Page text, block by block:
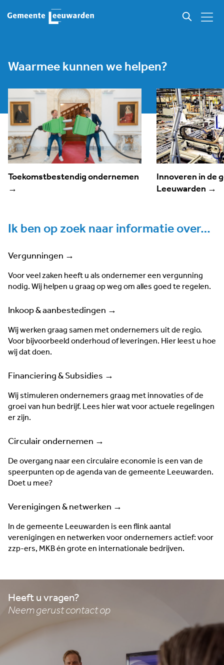
Waarmee kunnen we helpen?
Toekomstbestendig ondernemen
→
Innoveren in de
Leeuwarden →
Ik ben op zoek naar informatie over…
Vergunningen →
Voor veel zaken heeft u als ondernemer een vergunning
nodig. Wij helpen u graag op weg om alles goed te regelen.
Inkoop & aanbestedingen →
Wij werken graag samen met ondernemers uit de regio.
Voor bijvoorbeeld onderhoud of leveringen. Hier leest u hoe
wij dat doen.
Financiering & Subsidies →
Wij stimuleren ondernemers graag met innovaties of de
groei van hun bedrijf. Lees hier wat voor actuele regelingen
er zijn.
Circulair ondernemen →
De overgang naar een circulaire economie is een van de
speerpunten op de agenda van de gemeente Leeuwarden.
Doet u mee?
Verenigingen & netwerken →
In de gemeente Leeuwarden is een flink aantal
verenigingen en netwerken voor ondernemers actief: voor
zzp-ers, MKB én grote en internationale bedrijven.
Heeft u vragen?
Neem gerust contact op